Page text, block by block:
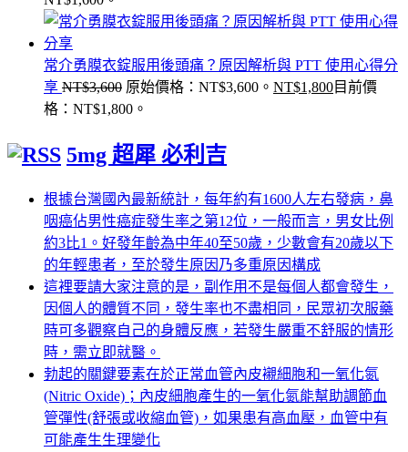
常介勇膜衣錠服用後頭痛？原因解析與 PTT 使用心得分
享 NT$3,600 原始價格：NT$3,600。 NT$1,800目前價
格：NT$1,800。
5mg 超犀 必利吉
根據台灣國內最新統計，每年約有1600人左右發病，鼻
咽癌佔男性癌症發生率之第12位，一般而言，男女比例
約3比1。好發年齡為中年40至50歲，少數會有20歲以下
的年輕患者，至於發生原因乃多重原因構成
這裡要請大家注意的是，副作用不是每個人都會發生，
因個人的體質不同，發生率也不盡相同，民眾初次服藥
時可多觀察自己的身體反應，若發生嚴重不舒服的情形
時，需立即就醫。
勃起的關鍵要素在於正常血管內皮襯細胞和一氧化氮
(Nitric Oxide)；內皮細胞產生的一氧化氮能幫助調節血
管彈性(舒張或收縮血管)，如果患有高血壓，血管中有
可能產生生理變化